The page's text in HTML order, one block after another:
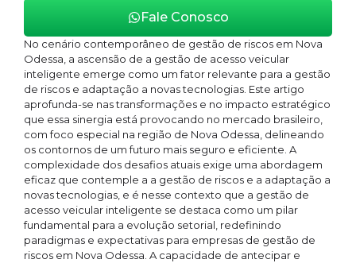
Fale Conosco
No cenário contemporâneo de gestão de riscos em Nova
Odessa, a ascensão de a gestão de acesso veicular
inteligente emerge como um fator relevante para a gestão
de riscos e adaptação a novas tecnologias. Este artigo
aprofunda-se nas transformações e no impacto estratégico
que essa sinergia está provocando no mercado brasileiro,
com foco especial na região de Nova Odessa, delineando
os contornos de um futuro mais seguro e eficiente. A
complexidade dos desafios atuais exige uma abordagem
eficaz que contemple a a gestão de riscos e a adaptação a
novas tecnologias, e é nesse contexto que a gestão de
acesso veicular inteligente se destaca como um pilar
fundamental para a evolução setorial, redefinindo
paradigmas e expectativas para empresas de gestão de
riscos em Nova Odessa. A capacidade de antecipar e